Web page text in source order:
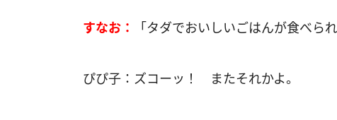
すなお： 「タダでおいしいごはんが食べら
ぴぴ子：ズコーッ！ またそれかよ。